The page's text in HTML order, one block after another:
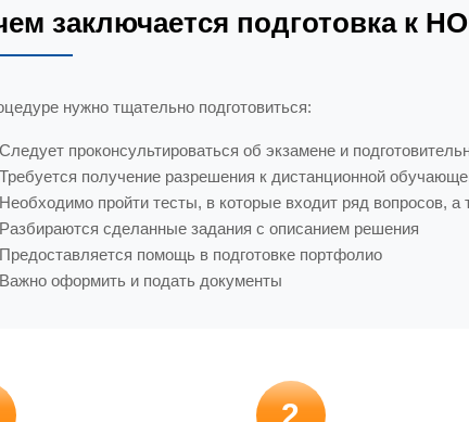
заключается подготовка к
нужно тщательно подготовиться:
Следует проконсультироваться об экзамене и
Требуется получение разрешения к дистанционной
Необходимо пройти тесты, в которые входит ряд вопросов, а
Разбираются сделанные задания с описанием решения
Предоставляется помощь в подготовке портфолио
Важно оформить и подать документы
2